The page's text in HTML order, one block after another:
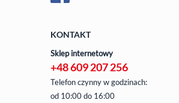
KONTAKT
Sklep internetowy
+48 609 207 256
Telefon czynny w godzinach:
od 10:00 do 16:00